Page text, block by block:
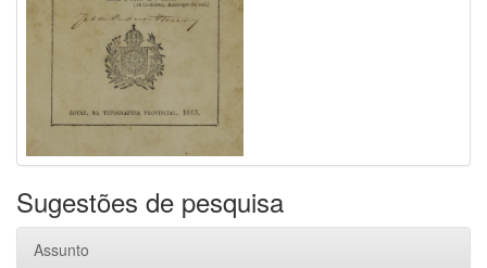
Sugestões de pesquisa
Assunto